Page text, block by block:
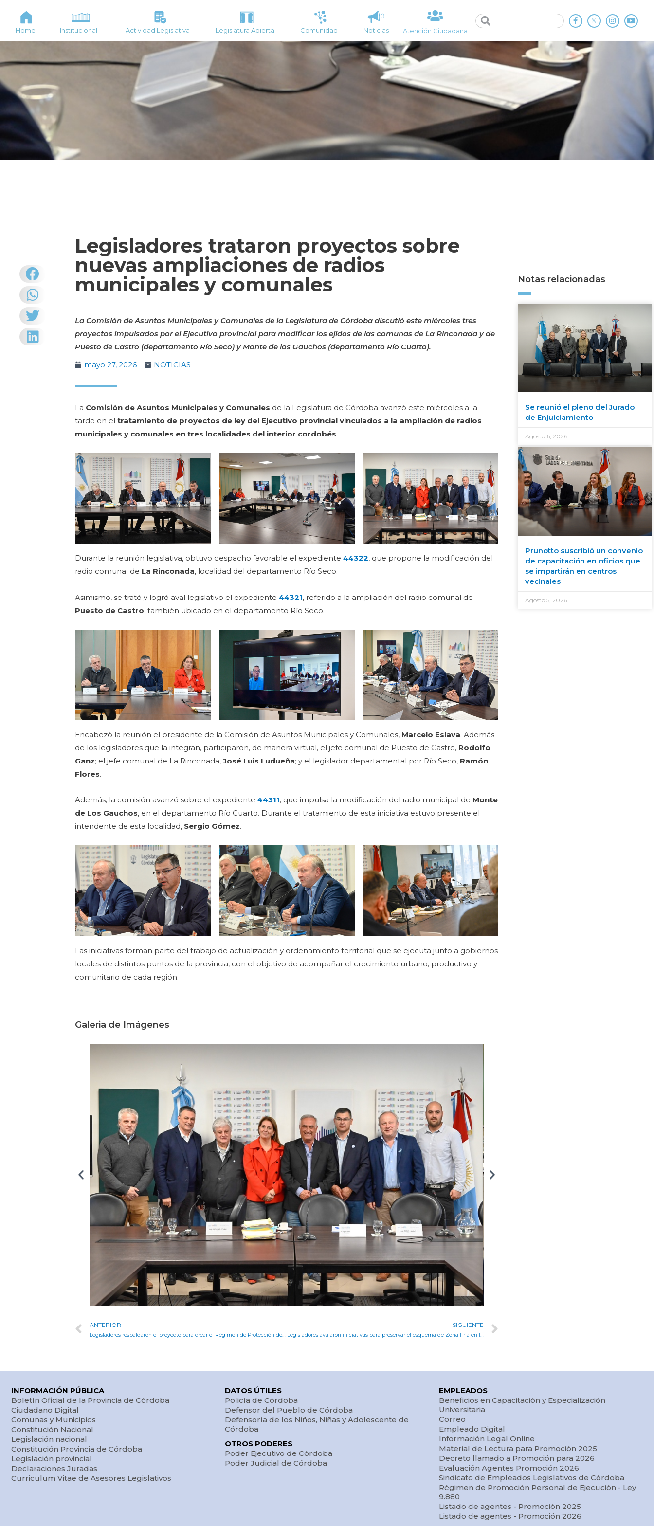
Home Institucional Actividad Legislativa Legislatura Abierta Comunidad Noticias Atención Ciudadana
Legisladores trataron proyectos sobre
nuevas ampliaciones de radios
municipales y comunales
La Comisión de Asuntos Municipales y Comunales de la Legislatura de Córdoba discutió este miércoles tres
proyectos impulsados por el Ejecutivo provincial para modificar los ejidos de las comunas de La Rinconada y de
Puesto de Castro (departamento Río Seco) y Monte de los Gauchos (departamento Río Cuarto).
mayo 27, 2026
NOTICIAS
La Comisión de Asuntos Municipales y Comunales de la Legislatura de Córdoba avanzó este miércoles a la
tarde en eltratamiento de proyectos de ley del Ejecutivo provincial vinculados a la ampliación de radios
municipales y comunales en tres localidades del interior cordobés.
Durante la reunión legislativa, obtuvo despacho favorable el expediente44322, que propone la modificación del
radio comunal de La Rinconada, localidad del departamento Río Seco.
Asimismo, se trató y logró aval legislativo el expediente44321, referido a la ampliación del radio comunal de
Puesto de Castro, también ubicado en el departamento Río Seco.
Encabezó la reunión el presidente de la Comisión de Asuntos Municipales y Comunales, Marcelo Eslava. Además
de los legisladores que la integran, participaron, de manera virtual, el jefe comunal de Puesto de Castro, Rodolfo
Ganz; el jefe comunal de La Rinconada,José Luis Ludueña; y el legislador departamental por Río Seco, Ramón
Flores.
Además, la comisión avanzó sobre el expediente44311, que impulsa la modificación del radio municipal de Monte
de Los Gauchos, en el departamento Río Cuarto. Durante el tratamiento de esta iniciativa estuvo presente el
intendente de esta localidad, Sergio Gómez.
Las iniciativas forman parte del trabajo de actualización y ordenamiento territorial que se ejecuta junto a gobiernos
locales de distintos puntos de la provincia, con el objetivo de acompañar el crecimiento urbano, productivo y
comunitario de cada región.
Galeria de Imágenes
ANTERIOR
Legisladores respaldaron el proyecto para crear el Régimen de Protección de Víctimas de Delitos
SIGUIENTE
Legisladores avalaron iniciativas para preservar el esquema de Zona Fría en la provincia
Notas relacionadas
Se reunió el pleno del Jurado
de Enjuiciamiento
Agosto 6, 2026
Prunotto suscribió un convenio
de capacitación en oficios que
se impartirán en centros
vecinales
Agosto 5, 2026
INFORMACIÓN PÚBLICA
Boletín Oficial de la Provincia de Córdoba
Ciudadano Digital
Comunas y Municipios
Constitución Nacional
Legislación nacional
Constitución Provincia de Córdoba
Legislación provincial
Declaraciones Juradas
Curriculum Vitae de Asesores Legislativos
DATOS ÚTILES
Policía de Córdoba
Defensor del Pueblo de Córdoba
Defensoría de los Niños, Niñas y Adolescente de
Córdoba
OTROS PODERES
Poder Ejecutivo de Córdoba
Poder Judicial de Córdoba
EMPLEADOS
Beneficios en Capacitación y Especialización
Universitaria
Correo
Empleado Digital
Información Legal Online
Material de Lectura para Promoción 2025
Decreto llamado a Promoción para 2026
Evaluación Agentes Promoción 2026
Sindicato de Empleados Legislativos de Córdoba
Régimen de Promoción Personal de Ejecución - Ley
9.880
Listado de agentes - Promoción 2025
Listado de agentes - Promoción 2026